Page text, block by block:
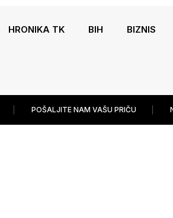
HRONIKA TK BIH BIZNIS
POŠALJITE NAM VAŠU PRIČU